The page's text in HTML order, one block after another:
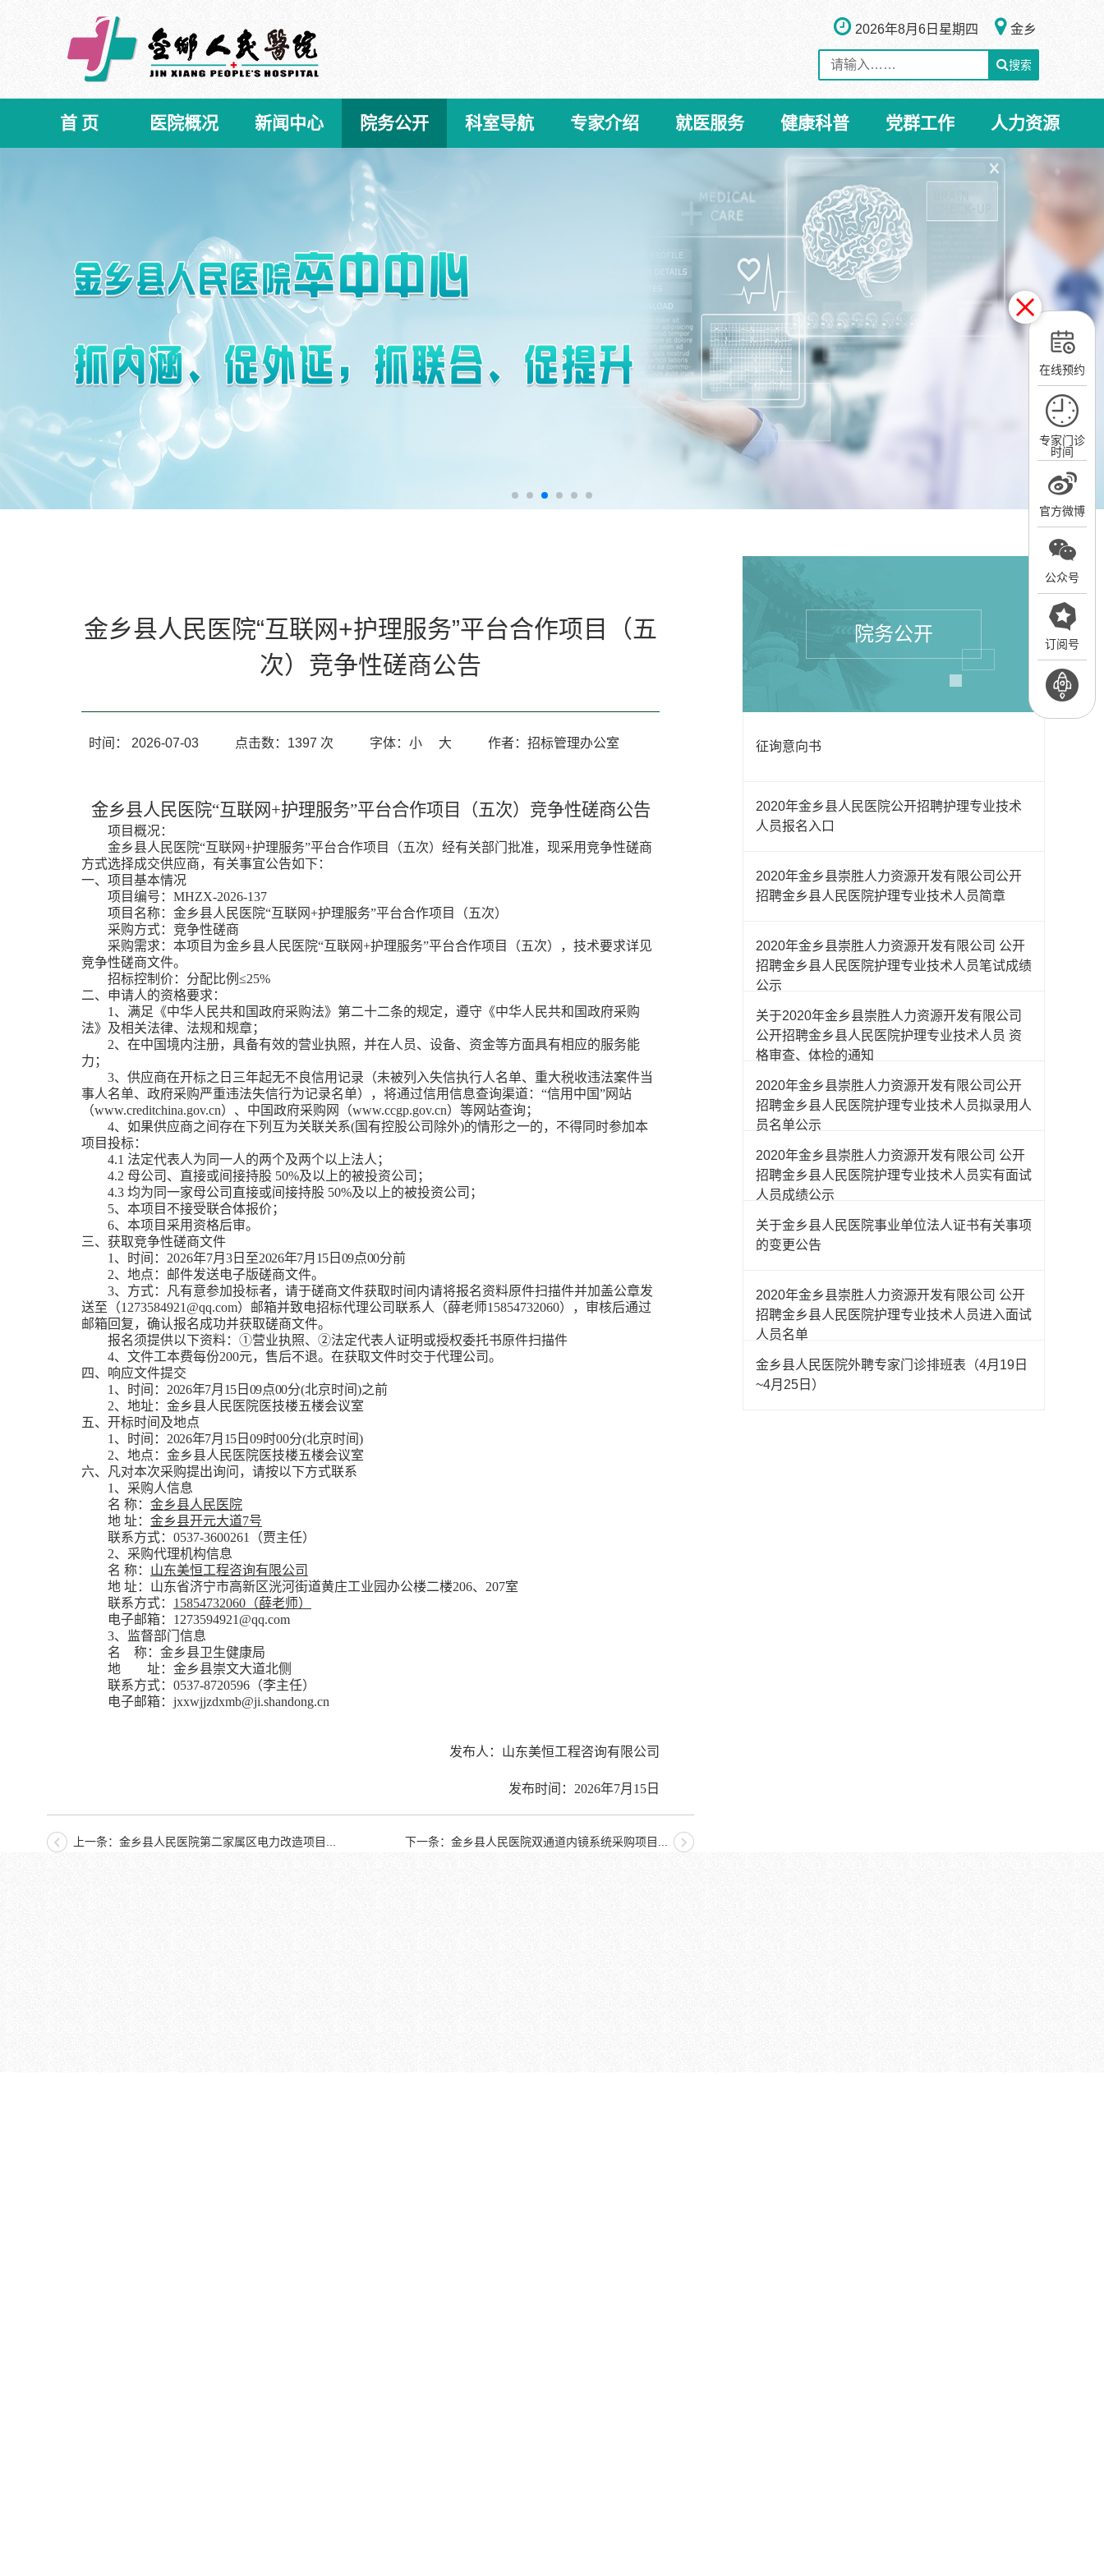
在线预约
专家门诊
时间
官方微博
公众号
订阅号
2026年8月6日 星期四 金乡
搜索
首 页 医院概况 新闻中心 院务公开 科室导航 专家介绍 就医服务 健康科普 党群工作 人力资源
金乡县人民医院“互联网+护理服务”平台合作项目（五
次）竞争性磋商公告
时间： 2026-07-03 点击数： 1397 次 字体： 小 大 作者：招标管理办公室
金乡县人民医院“互联网+护理服务”平台合作项目（五次） 竞争性磋商公告
项目概况：
金乡县人民医院“互联网+护理服务”平台合作项目（五次） 经有关部门批准，现采用竞争性磋商
方式选择成交供应商，有关事宜公告如下：
一、项目基本情况
项目编号： MHZX-2026-137
项目名称： 金乡县人民医院“互联网+护理服务”平台合作项目（五次）
采购方式：竞争性磋商
采购需求：本项目为金乡县人民医院“互联网+护理服务”平台合作项目（五次）
，技术要求详见
竞争性磋商文件。
招标控制价：分配比例 ≤25%
二、申请人的资格要求：
1 、满足《中华人民共和国政府采购法》第二十二条的规定，遵守《中华人民共和国政府采购
法》及相关法律、法规和规章；
2、在中国境内注册，具备有效的营业执照，并在人员、设备、资金等方面具有相应的服务能
力；
3、供应商在开标之日三年起无不良信用记录（未被列入失信执行人名单、重大税收违法案件当
事人名单、政府采购严重违法失信行为记录名单），将通过信用信息查询渠道：“信用中国”网站
（www.creditchina.gov.cn）、中国政府采购网（www.ccgp.gov.cn）等网站查询；
4、如果供应商之间存在下列互为关联关系(国有控股公司除外)的情形之一的，不得同时参加本
项目投标：
4.1 法定代表人为同一人的两个及两个以上法人；
4.2 母公司、直接或间接持股 50%及以上的被投资公司；
4.3 均为同一家母公司直接或间接持股 50%及以上的被投资公司；
5、本项目不接受联合体报价；
6、本项目采用资格后审。
三、获取竞争性磋商文件
1 、时间： 2026年7月 3 日至2026年7月 15 日 09点00分前
2、地点： 邮件发送电子版磋商文件。
3、方式：凡有意参加投标者，请于磋商文件获取时间内请将报名资料原件扫描件并加盖公章发
送至（1273584921@qq.com）邮箱并致电招标代理公司联系人（薛老师15854732060），审核后通过
邮箱回复，确认报名成功并获取磋商文件。
报名须提供以下资料： ①营业执照、②法定代表人证明或授权委托书原件扫描件
4、文件工本费每份200元，售后不退。在获取文件时交于代理公司。
四、响应文件提交
1 、时间： 2026年7月15日 09点00分(北京时间)之前
2、 地址： 金乡县人民医院医技楼五楼会议室
五、开标时间及地点
1、时间： 2026年7月15日 09时00分(北京时间)
2、地点： 金乡县人民医院医技楼五楼会议室
六、凡对本次采购提出询问，请按以下方式联系
1 、采购人信息
名 称： 金乡县人民医院
地 址： 金乡县开元大道7号
联系方式： 0537-3600261（贾主任）
2、采购代理机构信息
名 称： 山东美恒工程咨询有限公司
地 址：山东省济宁市高新区洸河街道黄庄工业园办公楼二楼206、207室
联系方式： 15854732060 （薛老师）
电子邮箱： 1273594921@qq.com
3、监督部门信息
名
称：金乡县卫生健康局
地 址：金乡县崇文大道北侧
联系方式： 0537-8720596（李主任）
电子邮箱： jxxwjjzdxmb@ji.shandong.cn
发布人：山东美恒工程咨询有限公司
发布时间： 2026年7月15 日
上一条：金乡县人民医院第二家属区电力改造项目... 下一条：金乡县人民医院双通道内镜系统采购项目...
院务公开
征询意向书
2020年金乡县人民医院公开招聘护理专业技术
人员报名入口
2020年金乡县崇胜人力资源开发有限公司公开
招聘金乡县人民医院护理专业技术人员简章
2020年金乡县崇胜人力资源开发有限公司 公开
招聘金乡县人民医院护理专业技术人员笔试成绩
公示
关于2020年金乡县崇胜人力资源开发有限公司
公开招聘金乡县人民医院护理专业技术人员 资
格审查、体检的通知
2020年金乡县崇胜人力资源开发有限公司公开
招聘金乡县人民医院护理专业技术人员拟录用人
员名单公示
2020年金乡县崇胜人力资源开发有限公司 公开
招聘金乡县人民医院护理专业技术人员实有面试
人员成绩公示
关于金乡县人民医院事业单位法人证书有关事项
的变更公告
2020年金乡县崇胜人力资源开发有限公司 公开
招聘金乡县人民医院护理专业技术人员进入面试
人员名单
金乡县人民医院外聘专家门诊排班表（4月19日
~4月25日）